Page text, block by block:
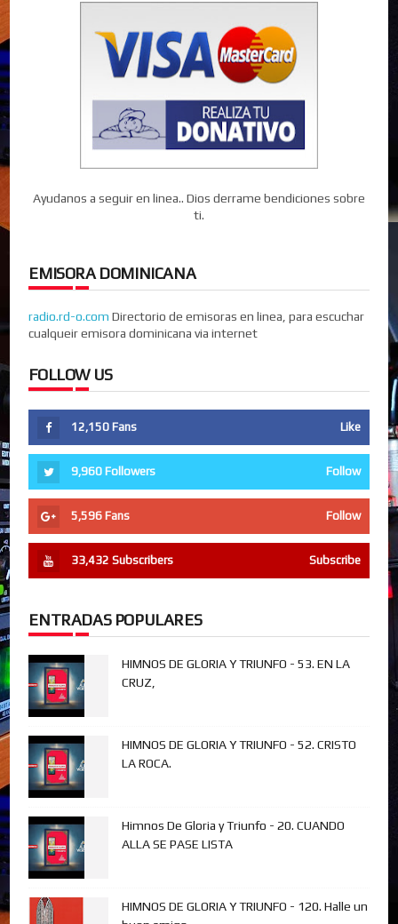
Ayudanos a seguir en linea.. Dios derrame bendiciones sobre
ti.
EMISORA DOMINICANA
radio.rd-o.com Directorio de emisoras en linea, para escuchar
cualqueir emisora dominicana via internet
FOLLOW US
12,150 Fans Like
9,960 Followers Follow
5,596 Fans Follow
33,432 Subscribers Subscribe
ENTRADAS POPULARES
HIMNOS DE GLORIA Y TRIUNFO - 53. EN LA
CRUZ,
HIMNOS DE GLORIA Y TRIUNFO - 52. CRISTO
LA ROCA.
Himnos De Gloria y Triunfo - 20. CUANDO
ALLA SE PASE LISTA
HIMNOS DE GLORIA Y TRIUNFO - 120. Halle un